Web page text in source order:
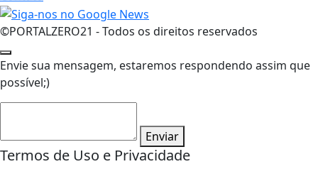
©PORTALZERO21 - Todos os direitos reservados
Envie sua mensagem, estaremos respondendo assim que
possível;)
Enviar
Termos de Uso e Privacidade